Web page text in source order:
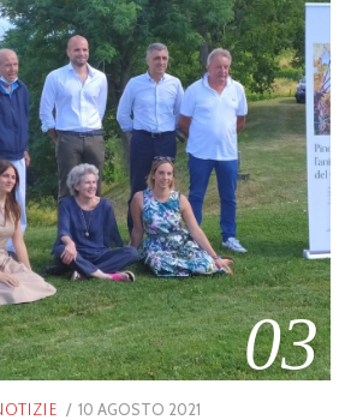
03
POSTED
10 AGOSTO 2021